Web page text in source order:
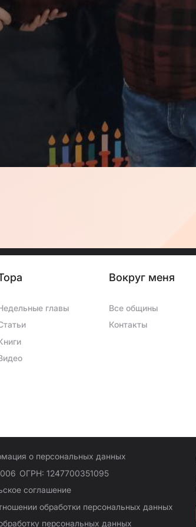
главы
Вокруг меня
Все общины
Контакты
о персональных данных
ОГРН: 1247700351095
соглашение
обработки персональных данных
персональных данных